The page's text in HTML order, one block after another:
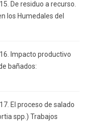
De residuo a recurso.
los Humedales del
Impacto productivo
bañados:
El proceso de salado
spp.) Trabajos